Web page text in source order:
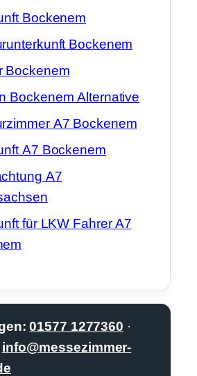
Bockenem
Bockenem
Bockenem
Bockenem Alternative
A7 Bockenem
A7 Bockenem
A7
für LKW Fahrer A7
01577 1277360 ·
info@messezimmer-